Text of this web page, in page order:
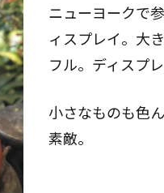
ニューヨークで
ィスプレイ。大
フル。ディスプ
小さなものも色
素敵。